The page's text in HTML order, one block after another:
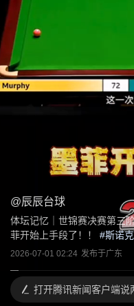
@辰辰台球
体坛记忆｜世锦赛决赛第三
菲开始上手段了！！
#斯诺克
2026-07-01 02:24 发布于广东
打开腾讯新闻客户端说